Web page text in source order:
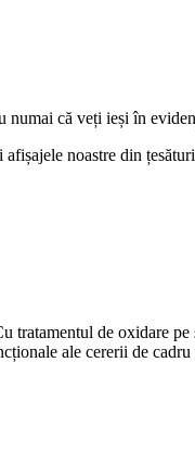
că veți ieși în
noastre din
de oxidare
ale cererii de